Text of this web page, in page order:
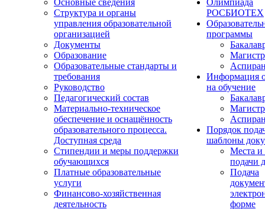
Основные сведения
Структура и органы
управления образовательной
организацией
Документы
Образование
Образовательные стандарты и
требования
Руководство
Педагогический состав
Материально-техническое
обеспечение и оснащённость
образовательного процесса.
Доступная среда
Стипендии и меры поддержки
обучающихся
Платные образовательные
услуги
Финансово-хозяйственная
деятельность
Олимпиада
РОСБИОТЕХ
программы
Информация
на обучение
Порядок
шаблоны
Места и
подачи
Подача
форме